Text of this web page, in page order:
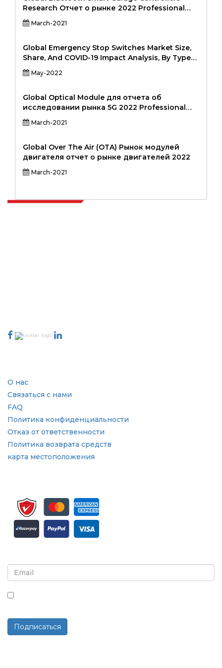
Research Отчет о рынке 2022 Professional
Edition
March-2021
Global Emergency Stop Switches Market Size,
Share, And COVID-19 Impact Analysis, By Type
(Null Line & Live Line, Single Live Line, And
Others), By Application (Machinery &
Others), By Industry (Metalworking, Wood
Production, Textile Production, Printing,
Packaging, Transportation, Construction, And
Others), And By Region (North America, Europe,
Africa), Analysis And Прогноз 2022-2028
May-2022
Global Optical Module для отчета об
исследовании рынка 5G 2022 Professional
Edition
March-2021
Global Over The Air (OTA) Рынок модулей
двигателя отчет о рынке двигателей 2022
March-2021
О нас
Связаться с нами
FAQ
Политика конфиденциальности
Отказ от ответственности
Политика возврата средств
карта местоположения
Подписаться